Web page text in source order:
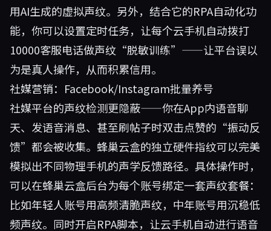
用AI生成的虚拟声纹。另外，结合它的RPA自动化功
能，你可以设置定时任务，让每个云手机自动拨打
10000客服电话做声纹“脱敏训练”——让平台误以
为是真人操作，从而积累信用。
社媒营销：Facebook/Instagram批量养号
社媒平台的声纹检测更隐蔽——你在App内语音聊
天、发语音消息、甚至刷帖子时双击点赞的“振动反
馈”都会被收集。蜂巢云盒的独立硬件指纹可以完美
模拟出不同物理手机的声学反馈路径。具体操作时，
可以在蜂巢云盒后台为每个账号绑定一套声纹套餐：
比如年轻人账号用高频清脆声纹，中年账号用沉稳低
频声纹。同时开启RPA脚本，让云手机自动进行语音